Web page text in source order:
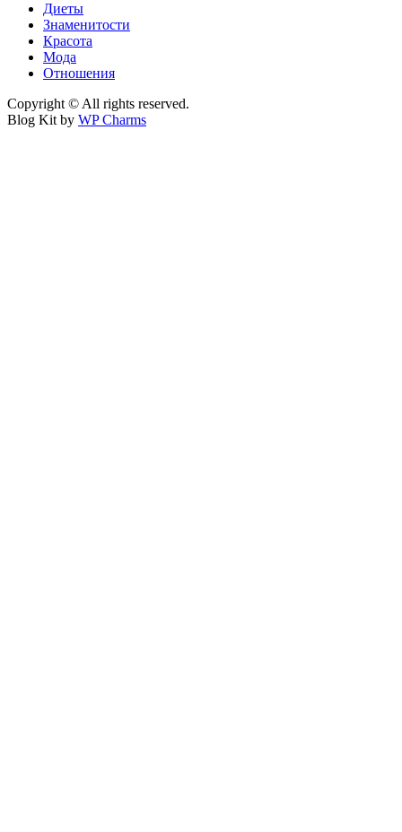
Диеты
Знаменитости
Красота
Мода
Отношения
Copyright © All rights reserved.
Blog Kit by WP Charms